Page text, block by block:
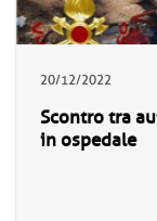
20/12/2022
Scontro tra
in ospedale